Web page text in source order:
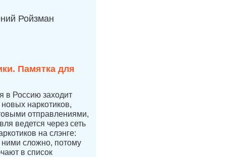
Ройзман
Памятка для
в Россию заходит
наркотиков,
отправлениями,
ведется через сеть
на слэнге:
сложно, потому
в список